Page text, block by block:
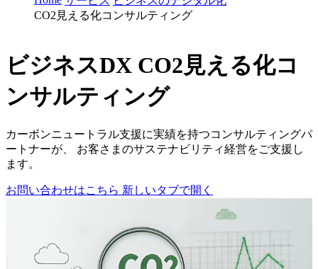
CO2見える化コンサルティング
ビジネスDX CO2見える化コ
ンサルティング
カーボンニュートラル支援に実績を持つコンサルティングパ
ートナーが、 お客さまのサステナビリティ経営をご支援し
ます。
お問い合わせはこちら 新しいタブで開く